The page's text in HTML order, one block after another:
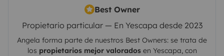
Best Owner
Propietario particular — En Yescapa desde 2023
Angela forma parte de nuestros Best Owners: se trata de
los propietarios mejor valoradosen Yescapa, con